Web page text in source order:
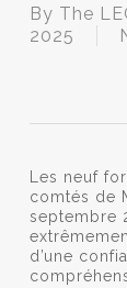
By The
2025
Les neuf
comtés de
septembre
d’une